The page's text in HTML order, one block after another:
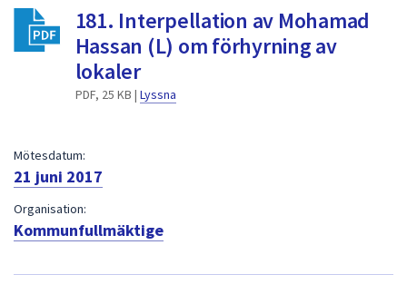
att
välja
något
181. Interpellation av Mohamad
Hassan (L) om förhyrning av
lokaler
PDF, 25 KB | Lyssna
Mötesdatum:
21 juni 2017
Organisation:
Kommunfullmäktige